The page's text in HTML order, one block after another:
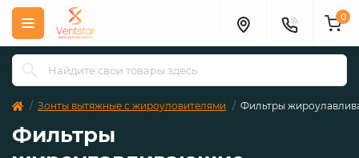
0
Зонты вытяжные с жироуловителями Фильтры
Фильтры